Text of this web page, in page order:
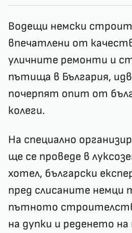
Водещи немски
впечатлени от
уличните ремонти и
пътища в България,
почерпят опит от
колеги.
На специално
ще се проведе в
хотел, български
пред слисаните
пътното
на дупки и реденето на